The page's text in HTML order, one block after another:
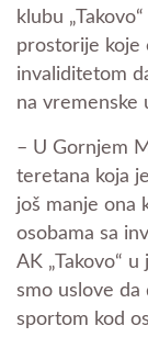
klubu
prostorije koje
invaliditetom
na vremenske
– U Gornjem
teretana koja
još manje ona
osobama sa
AK „Takovo“
smo uslove da
sportom kod